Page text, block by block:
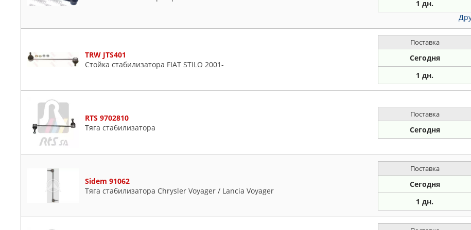
1 дн.
TRW JTS401
Стойка стабилизатора FIAT STILO 2001-
Поставка
Сегодня
1 дн.
RTS 9702810
Тяга стабилизатора
Поставка
Сегодня
Sidem 91062
Тяга стабилизатора Chrysler Voyager / Lancia Voyager
Поставка
Сегодня
1 дн.